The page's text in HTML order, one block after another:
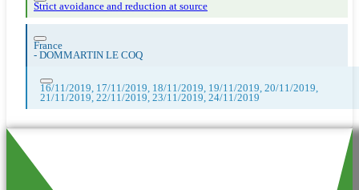
Strict avoidance and reduction at source
France
- DOMMARTIN LE COQ
16/11/2019, 17/11/2019, 18/11/2019, 19/11/2019, 20/11/2019,
21/11/2019, 22/11/2019, 23/11/2019, 24/11/2019